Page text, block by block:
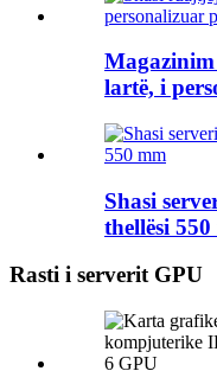
Magazinim
lartë, i
Shasi
thellësi
Rasti i serverit GPU